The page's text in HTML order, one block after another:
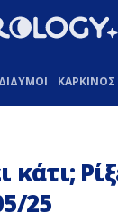
ΔΙΔΥΜΟΙ ΚΑΡΚΙΝΟΣ
κάτι;
25